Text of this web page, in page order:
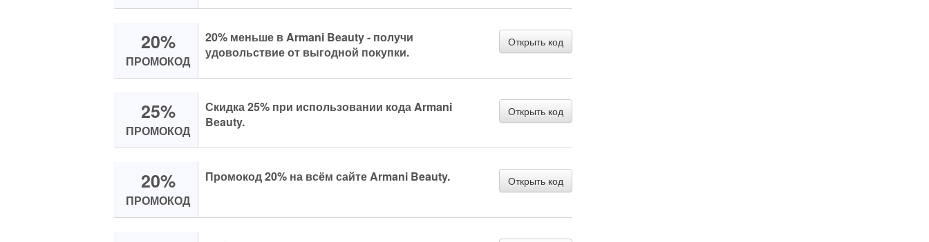
20%
ПРОМОКОД
20% меньше в Armani Beauty - получи
удовольствие от выгодной покупки.
Открыть код
25%
ПРОМОКОД
Скидка 25% при использовании кода Armani
Beauty.
Открыть код
20%
ПРОМОКОД
Промокод 20% на всём сайте Armani Beauty. Открыть код